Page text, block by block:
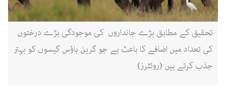
تحقیق کے مطابق بڑے جانداروں کی موجودگی بڑے درختوں
کی تعداد میں اضافے کا باعث ہے جو گرین ہاؤس گیسوں کو بہتر
جذب کرتے ہیں (روئٹرز)